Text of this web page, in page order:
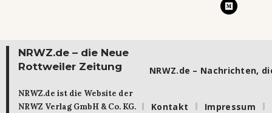
NRWZ.de – die Neue
Rottweiler Zeitung
NRWZ.de ist die Website der
NRWZ Verlag GmbH & Co. KG.
NRWZ.de – Nachrichten,
Kontakt Impressum